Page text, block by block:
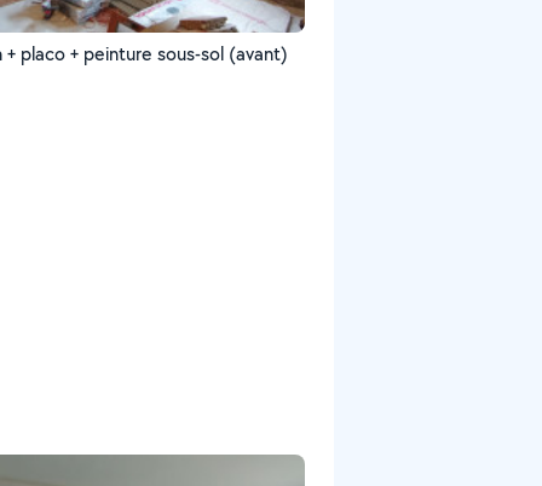
+ placo + peinture sous-sol (avant)